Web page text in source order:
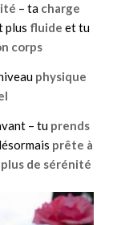
– ta charge
plus fluide et tu
corps
physique
– tu prends
prête à
plus de sérénité